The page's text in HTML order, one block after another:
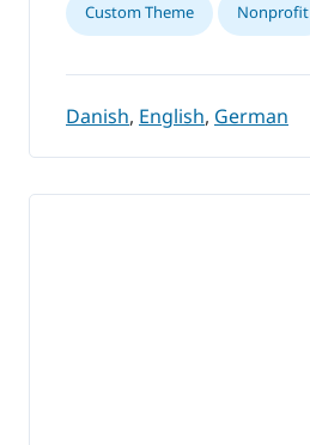
Custom Theme Nonprofit
Danish, English, German